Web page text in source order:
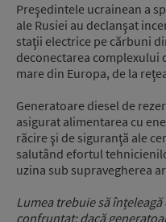
Preşedintele ucrainean a
ale Rusiei au declanşat
staţii electrice pe cărbuni
deconectarea complexului
mare din Europa, de la
Generatoare diesel de
asigurat alimentarea cu
răcire şi de siguranţă ale
salutând efortul
uzina sub supravegherea
Lumea trebuie să
confruntat: dacă